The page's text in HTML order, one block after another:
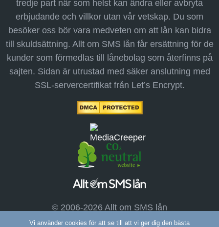
tredje part när som helst kan ändra eller avbryta
erbjudande och villkor utan vår vetskap. Du som
besöker oss bör vara medveten om att lån kan bidra
till skuldsättning. Allt om SMS lån får ersättning för de
kunder som förmedlas till lånebolag som återfinns på
sajten. Sidan är utrustad med säker anslutning med
SSL-servercertifikat från Let’s Encrypt.
© 2006-2026 Allt om SMS lån
Vi använder cookies för att se till att vi ger dig den bästa